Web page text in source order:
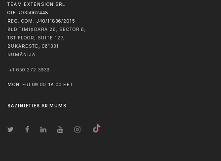
TEAM EXTENSION SRL
CIF RO35062448
REG. COM. J40/11836/2015
BLD TIMIȘOARA 26, SECTOR 6,
1ST FLOOR, SUITE 127,
BUKARESTE , 061331
RUMĀNIJA
+1 650 272 3939
MON-FRI 09:00-18:00 EET
SAZINIETIES AR MUMS